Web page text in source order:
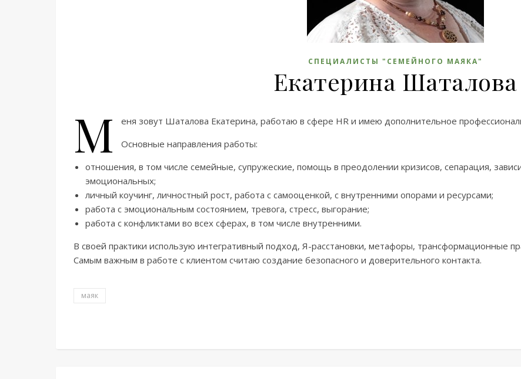
СПЕЦИАЛИСТЫ "СЕМЕЙНОГО МАЯКА"
Екатерина Шаталова
М
еня зовут Шаталова Екатерина, работаю в сфере HR и имею дополнительное
Основные направления работы:
отношения, в том числе семейные, супружеские, помощь в преодолении кризисов, сепарация,
эмоциональных;
личный коучинг, личностный рост, работа с самооценкой, с внутренними опорами и ресурсами;
работа с эмоциональным состоянием, тревога, стресс, выгорание;
работа с конфликтами во всех сферах, в том числе внутренними.
В своей практики использую интегративный подход, Я-расстановки, метафоры, трансформационные
Самым важным в работе с клиентом считаю создание безопасного и доверительного контакта.
маяк